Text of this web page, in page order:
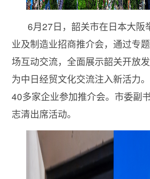
6月27日，韶关市在日本大阪
业及制造业招商推介会，通过专
场互动交流，全面展示韶关开放发
为中日经贸文化交流注入新活力
40多家企业参加推介会。市委副
志清出席活动。